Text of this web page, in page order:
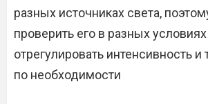
разных источниках света,
проверить его в разных
отрегулировать интенсивность и
по необходимости